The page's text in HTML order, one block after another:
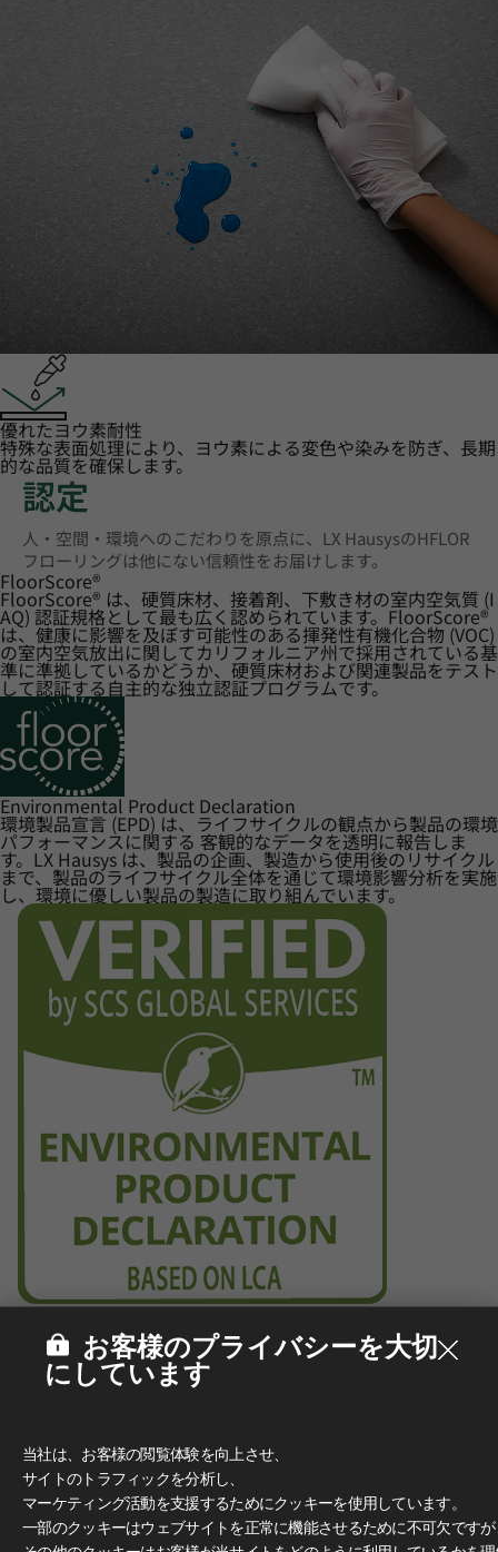
優れたヨウ素耐性
特殊な表面処理により、ヨウ素による変色や染みを防ぎ、長期
的な品質を確保します。
認定
人・空間・環境へのこだわりを原点に、LX HausysのHFLOR
フローリングは他にない信頼性をお届けします。
FloorScore®
FloorScore® は、硬質床材、接着剤、下敷き材の室内空気質 (I
AQ) 認証規格として最も広く認められています。FloorScore®
は、健康に影響を及ぼす可能性のある揮発性有機化合物 (VOC)
の室内空気放出に関してカリフォルニア州で採用されている基
準に準拠しているかどうか、硬質床材および関連製品をテスト
して認証する自主的な独立認証プログラムです。
Environmental Product Declaration
環境製品宣言 (EPD) は、ライフサイクルの観点から製品の環境
パフォーマンスに関する 客観的なデータを透明に報告しま
す。LX Hausys は、製品の企画、製造から使用後のリサイクル
まで、製品のライフサイクル全体を通じて環境影響分析を実施
し、環境に優しい製品の製造に取り組んでいます。
お客様のプライバシーを大切
にしています
当社は、お客様の閲覧体験を向上させ、
サイトのトラフィックを分析し、
マーケティング活動を支援するためにクッキーを使用しています。
一部のクッキーはウェブサイトを正常に機能させるために不可欠です